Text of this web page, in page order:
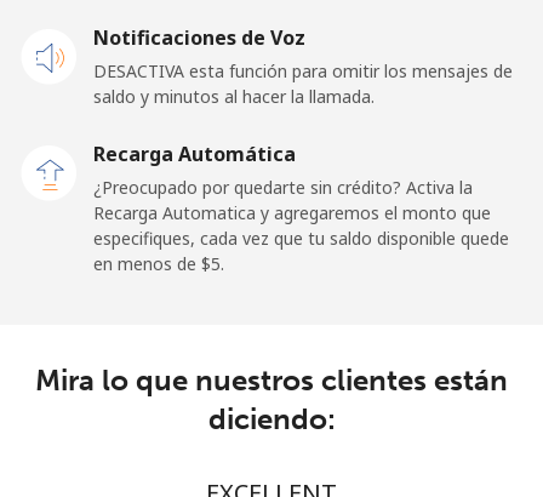
⁦11.9¢⁩
84 min por
Celular ⁦17.9¢⁩
55 min por
⁦$10⁩
Equatorial Guinea
⁦32.9¢⁩ 30 min por
Notificaciones de Voz
DESACTIVA esta función para omitir los mensajes de
saldo y minutos al hacer la llamada.
Recarga Automática
¿Preocupado por quedarte sin crédito? Activa la
Recarga Automatica y agregaremos el monto que
especifiques, cada vez que tu saldo disponible quede
en menos de ⁦$5⁩.
Mira lo que nuestros clientes están
diciendo: